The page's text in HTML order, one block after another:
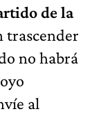
de la
trascender
no habrá
al